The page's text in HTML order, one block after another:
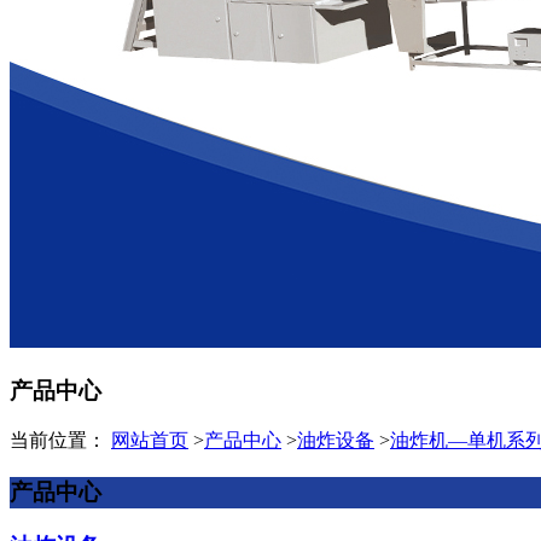
产品中心
当前位置： 网站首页 >产品中心 >油炸设备 >油炸机—单机系
产品中心